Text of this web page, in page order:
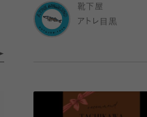
靴下屋
アトレ目黒